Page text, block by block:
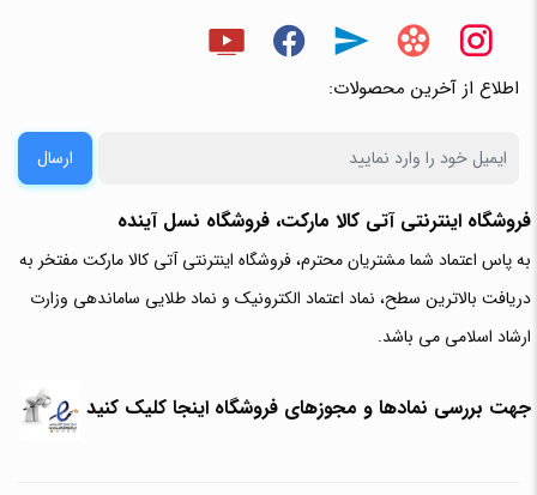
اطلاع از آخرین محصولات:
ارسال
فروشگاه اینترنتی آتی‌ کالا مارکت، فروشگاه نسل آینده
به پاس اعتماد شما مشتریان محترم، فروشگاه اینترنتی آتی کالا مارکت مفتخر به
دریافت بالاترین سطح، نماد اعتماد الکترونیک و نماد طلایی ساماندهی وزارت
ارشاد اسلامی می باشد.
جهت بررسی نمادها و مجوزهای فروشگاه اینجا کلیک کنید